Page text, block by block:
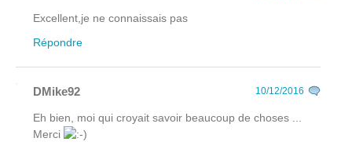
Excellent,je ne connaissais pas
Répondre
DMike92 10/12/2016
Eh bien, moi qui croyait savoir beaucoup de choses ...
Merci